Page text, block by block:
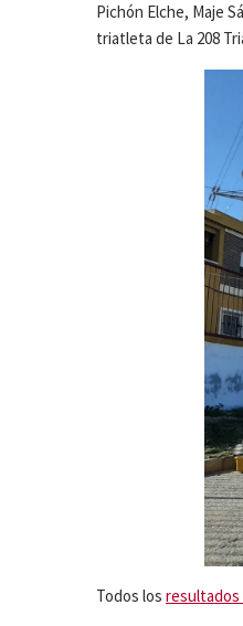
Pichón Elche, Maje
triatleta de La 208
Todos los resultados